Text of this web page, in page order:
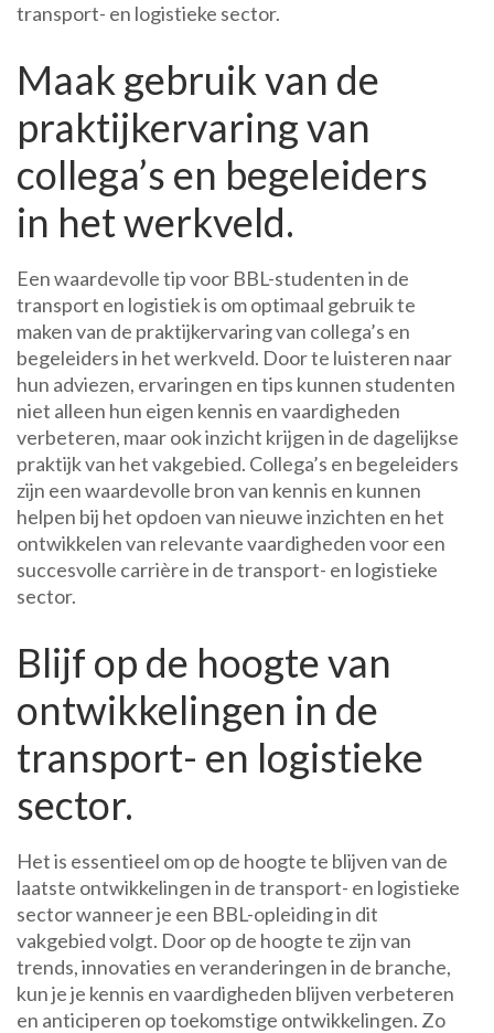
transport- en logistieke sector.
Maak gebruik van de
praktijkervaring van
collega’s en begeleiders
in het werkveld.
Een waardevolle tip voor BBL-studenten in de
transport en logistiek is om optimaal gebruik te
maken van de praktijkervaring van collega’s en
begeleiders in het werkveld. Door te luisteren naar
hun adviezen, ervaringen en tips kunnen studenten
niet alleen hun eigen kennis en vaardigheden
verbeteren, maar ook inzicht krijgen in de dagelijkse
praktijk van het vakgebied. Collega’s en begeleiders
zijn een waardevolle bron van kennis en kunnen
helpen bij het opdoen van nieuwe inzichten en het
ontwikkelen van relevante vaardigheden voor een
succesvolle carrière in de transport- en logistieke
sector.
Blijf op de hoogte van
ontwikkelingen in de
transport- en logistieke
sector.
Het is essentieel om op de hoogte te blijven van de
laatste ontwikkelingen in de transport- en logistieke
sector wanneer je een BBL-opleiding in dit
vakgebied volgt. Door op de hoogte te zijn van
trends, innovaties en veranderingen in de branche,
kun je je kennis en vaardigheden blijven verbeteren
en anticiperen op toekomstige ontwikkelingen. Zo